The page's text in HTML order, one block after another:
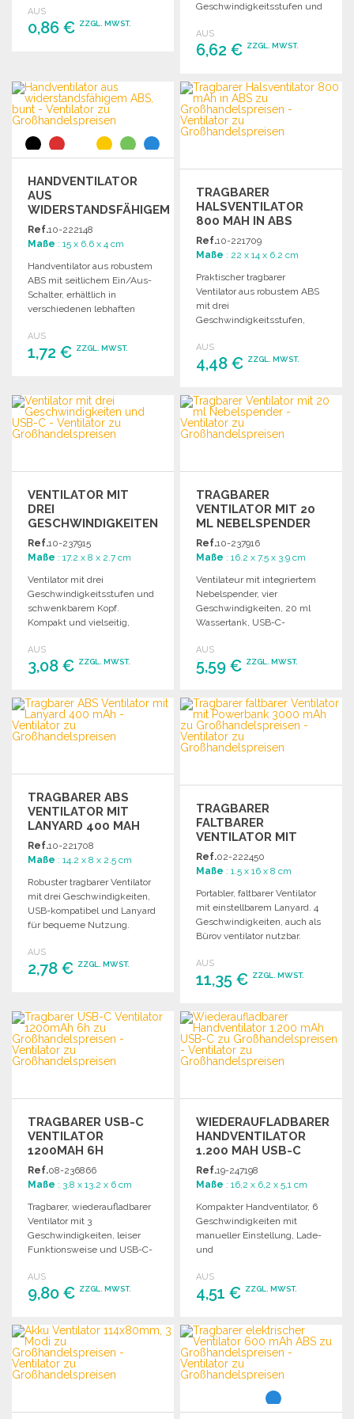
AUS
0,86 € ZZGL. MWST.
Angebot anfordern
Geschwindigkeitsstufen und
wiederaufladbarem Akku.
AUS
6,62 € ZZGL. MWST.
BESTELLEN
Angebot anfordern
HANDVENTILATOR
AUS
WIDERSTANDSFÄHIGEM
ABS, BUNT
Ref.10-222148
Maße : 15 x 6.6 x 4 cm
Handventilator aus robustem
ABS mit seitlichem Ein/Aus-
Schalter, erhältlich in
verschiedenen lebhaften
2xAA nicht enthalten.
Individuell verpackt.
AUS
1,72 € ZZGL. MWST.
Angebot anfordern
TRAGBARER
HALSVENTILATOR
800 MAH IN ABS
Ref.10-221709
Maße : 22 x 14 x 6.2 cm
Praktischer tragbarer
Ventilator aus robustem ABS
mit drei
Geschwindigkeitsstufen,
stylischen Halsband-Design.
AUS
4,48 € ZZGL. MWST.
BESTELLEN
Angebot anfordern
VENTILATOR MIT
DREI
GESCHWINDIGKEITEN
UND USB-C
Ref.10-237915
Maße : 17.2 x 8 x 2.7 cm
Ventilator mit drei
Geschwindigkeitsstufen und
schwenkbarem Kopf.
Kompakt und vielseitig,
USB Type C-Batterie.
AUS
3,08 € ZZGL. MWST.
BESTELLEN
Angebot anfordern
TRAGBARER
VENTILATOR MIT 20
ML NEBELSPENDER
Ref.10-237916
Maße : 16.2 x 7.5 x 3.9 cm
Ventilateur mit integriertem
Nebelspender, vier
Geschwindigkeiten, 20 ml
Wassertank, USB-C-
Design. Ideal für
verschiedene Anwendungen.
AUS
5,59 € ZZGL. MWST.
BESTELLEN
Angebot anfordern
TRAGBARER ABS
VENTILATOR MIT
LANYARD 400 MAH
ZU
GROSSHANDELSPREISEN
Ref.10-221708
Maße : 14.2 x 8 x 2.5 cm
Robuster tragbarer Ventilator
mit drei Geschwindigkeiten,
USB-kompatibel und Lanyard
für bequeme Nutzung.
Kraftpapier.
AUS
2,78 € ZZGL. MWST.
Angebot anfordern
TRAGBARER
FALTBARER
VENTILATOR MIT
POWERBANK 3000
MAH
Ref.02-222450
Maße : 1.5 x 16 x 8 cm
Portabler, faltbarer Ventilator
mit einstellbarem Lanyard. 4
Geschwindigkeiten, auch als
Bürov ventilator nutzbar.
(3000 mAh).
AUS
11,35 € ZZGL. MWST.
BESTELLEN
Angebot anfordern
TRAGBARER USB-C
VENTILATOR
1200MAH 6H
Ref.08-236866
Maße : 3.8 x 13.2 x 6 cm
Tragbarer, wiederaufladbarer
Ventilator mit 3
Geschwindigkeiten, leiser
Funktionsweise und USB-C-
individuelle Erfrischung
unterwegs.
AUS
9,80 € ZZGL. MWST.
BESTELLEN
Angebot anfordern
WIEDERAUFLADBARER
HANDVENTILATOR
1.200 MAH USB-C
Ref.19-247198
Maße : 16,2 x 6,2 x 5,1 cm
Kompakter Handventilator, 6
Geschwindigkeiten mit
manueller Einstellung, Lade-
und
umbaubare Griff- und Stütze,
1.200 mAh Batterie, USB-C-
AUS
4,51 € ZZGL. MWST.
BESTELLEN
Angebot anfordern